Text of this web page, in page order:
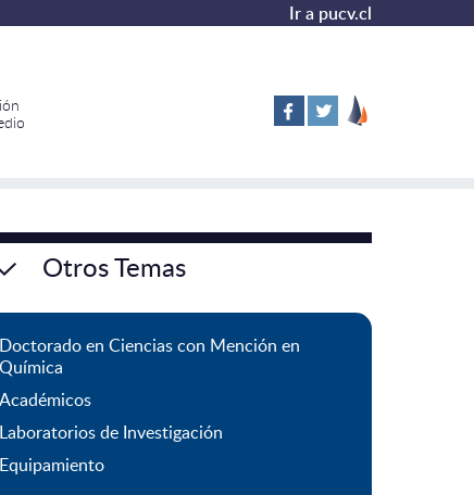
Ir a pucv.cl
Otros Temas
Doctorado en Ciencias con Mención en
Química
Académicos
Laboratorios de Investigación
Equipamiento